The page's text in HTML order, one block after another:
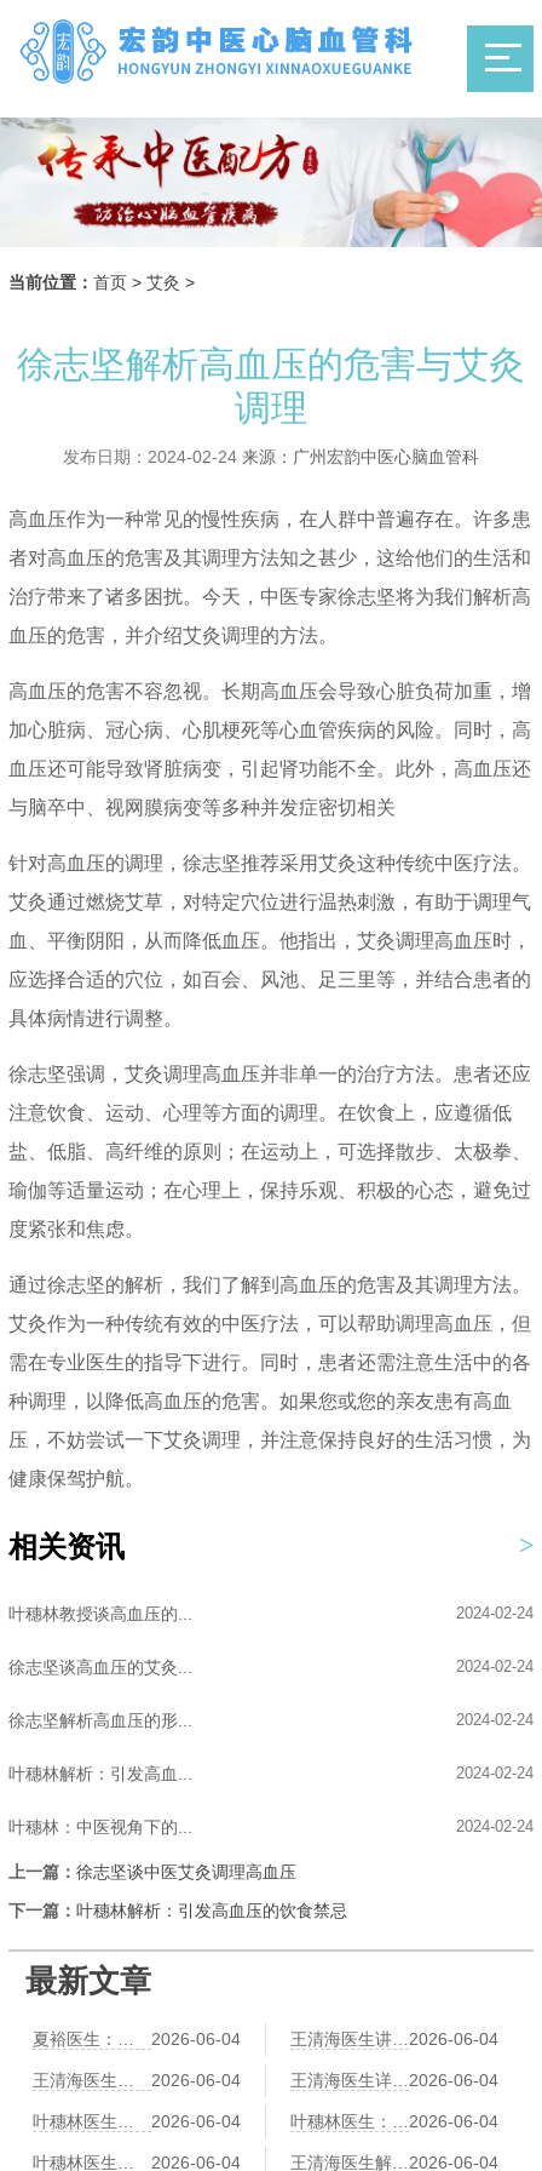
当前位置： 首页 > 艾灸 >
徐志坚解析高血压的危害与艾灸
调理
发布日期：2024-02-24 来源：广州宏韵中医心脑血管科
高血压作为一种常见的慢性疾病，在人群中普遍存在。许多患
者对高血压的危害及其调理方法知之甚少，这给他们的生活和
治疗带来了诸多困扰。今天，中医专家徐志坚将为我们解析高
血压的危害，并介绍艾灸调理的方法。
高血压的危害不容忽视。长期高血压会导致心脏负荷加重，增
加心脏病、冠心病、心肌梗死等心血管疾病的风险。同时，高
血压还可能导致肾脏病变，引起肾功能不全。此外，高血压还
与脑卒中、视网膜病变等多种并发症密切相关
针对高血压的调理，徐志坚推荐采用艾灸这种传统中医疗法。
艾灸通过燃烧艾草，对特定穴位进行温热刺激，有助于调理气
血、平衡阴阳，从而降低血压。他指出，艾灸调理高血压时，
应选择合适的穴位，如百会、风池、足三里等，并结合患者的
具体病情进行调整。
徐志坚强调，艾灸调理高血压并非单一的治疗方法。患者还应
注意饮食、运动、心理等方面的调理。在饮食上，应遵循低
盐、低脂、高纤维的原则；在运动上，可选择散步、太极拳、
瑜伽等适量运动；在心理上，保持乐观、积极的心态，避免过
度紧张和焦虑。
通过徐志坚的解析，我们了解到高血压的危害及其调理方法。
艾灸作为一种传统有效的中医疗法，可以帮助调理高血压，但
需在专业医生的指导下进行。同时，患者还需注意生活中的各
种调理，以降低高血压的危害。如果您或您的亲友患有高血
压，不妨尝试一下艾灸调理，并注意保持良好的生活习惯，为
健康保驾护航。
相关资讯
2024-02-24
叶穗林教授谈高血压的...
2024-02-24
徐志坚谈高血压的艾灸...
2024-02-24
徐志坚解析高血压的形...
2024-02-24
叶穗林解析：引发高血...
2024-02-24
叶穗林：中医视角下的...
上一篇： 徐志坚谈中医艾灸调理高血压
下一篇： 叶穗林解析：引发高血压的饮食禁忌
最新文章
夏裕医生：肥胖导致冠心病？中医祛湿化痰减肥法 2026-06-04 王清海医生讲中医辨证冠心病：气滞血瘀、痰浊阻络各有调理方2026-06-04
王清海医生建议：冠心病患者运动指南——太极、八段锦、散步哪个更安全 2026-06-04 王清海医生详解：穴位按摩治心悸——神门、心俞、膻中的操作详解2026-06-04
叶穗林医生：红景天、黄芪、党参——三味益气养心中药比较 2026-06-04 叶穗林医生：冠心病中医预防“治未病”：早期胸闷气短的调养对策2026-06-04
叶穗林医生：刮痧辅助治疗冠心病：刮拭胸前膻中、心经路线 2026-06-04 王清海医生解读：情绪激动易诱发心绞痛？中医养心调神有三个方法2026-06-04